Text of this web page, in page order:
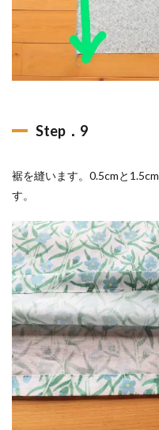
Step．9
裾を縫います。0.5cmと
す。